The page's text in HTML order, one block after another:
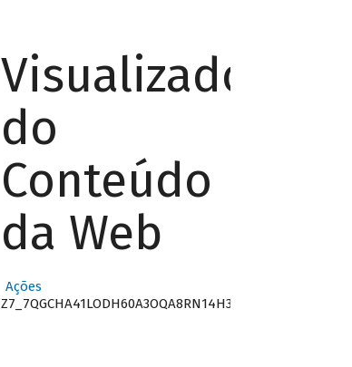
Visualizador
do
Conteúdo
da Web
Ações
Z7_7QGCHA41LODH60A3OQA8RN14H3